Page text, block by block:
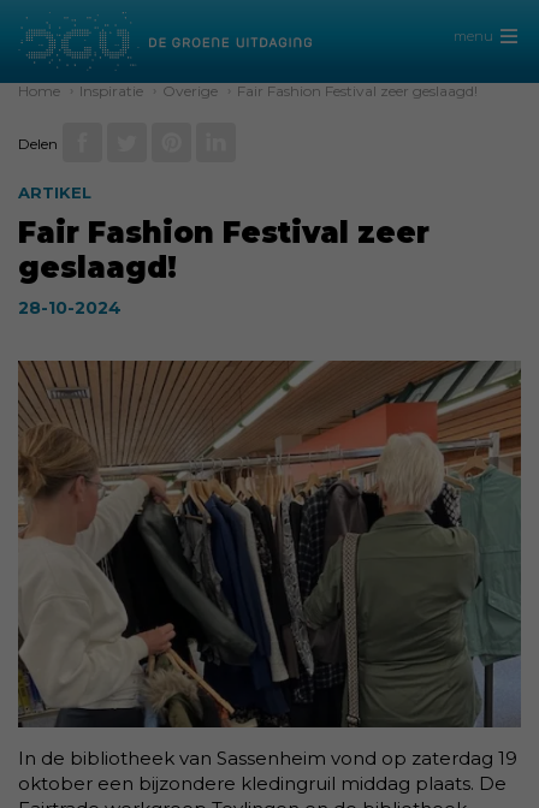
menu
Home Inspiratie Overige Fair Fashion Festival zeer geslaagd!
Delen
ARTIKEL
Fair Fashion Festival zeer
geslaagd!
28-10-2024
In de bibliotheek van Sassenheim vond op zaterdag 19
oktober een bijzondere kledingruil middag plaats. De